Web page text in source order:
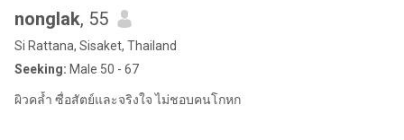
nonglak, 55
Si Rattana, Sisaket, Thailand
Seeking: Male 50 - 67
ผิวคล้ำ ซื่อสัตย์และจริงใจ ไม่ชอบคนโกหก